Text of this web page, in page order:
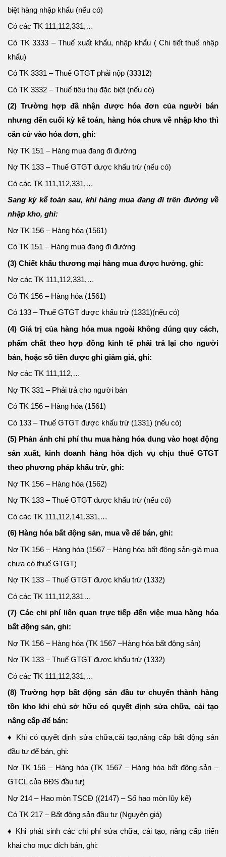
biệt hàng nhập khẩu (nếu có)
Có các TK 111,112,331,…
Có TK 3333 – Thuế xuất khẩu, nhập khẩu ( Chi tiết thuế nhập
khẩu)
Có TK 3331 – Thuế GTGT phải nộp (33312)
Có TK 3332 – Thuế tiêu thụ đặc biệt (nếu có)
(2) Trường hợp đã nhận được hóa đơn của người bán
nhưng đến cuối kỳ kế toán, hàng hóa chưa về nhập kho thì
căn cứ vào hóa đơn, ghi:
Nợ TK 151 – Hàng mua đang đi đường
Nợ TK 133 – Thuế GTGT được khấu trừ (nếu có)
Có các TK 111,112,331,…
Sang kỳ kế toán sau, khi hàng mua đang đi trên đường về
nhập kho, ghi:
Nợ TK 156 – Hàng hóa (1561)
Có TK 151 – Hàng mua đang đi đường
(3) Chiết khấu thương mại hàng mua được hưởng, ghi:
Nợ các TK 111,112,331,…
Có TK 156 – Hàng hóa (1561)
Có 133 – Thuế GTGT được khấu trừ (1331)(nếu có)
(4) Giá trị của hàng hóa mua ngoài không đúng quy cách,
phẩm chất theo hợp đồng kinh tế phải trả lại cho người
bán, hoặc số tiền được ghi giảm giá, ghi:
Nợ các TK 111,112,…
Nợ TK 331 – Phải trả cho người bán
Có TK 156 – Hàng hóa (1561)
Có 133 – Thuế GTGT được khấu trừ (1331) (nếu có)
(5) Phản ánh chi phí thu mua hàng hóa dung vào hoạt động
sản xuất, kinh doanh hàng hóa dịch vụ chịu thuế GTGT
theo phương pháp khấu trừ, ghi:
Nợ TK 156 – Hàng hóa (1562)
Nợ TK 133 – Thuế GTGT được khấu trừ (nếu có)
Có các TK 111,112,141,331,…
(6) Hàng hóa bất động sản, mua về để bán, ghi:
Nợ TK 156 – Hàng hóa (1567 – Hàng hóa bất động sản-giá mua
chưa có thuế GTGT)
Nợ TK 133 – Thuế GTGT được khấu trừ (1332)
Có các TK 111,112,331…
(7) Các chi phí liên quan trực tiếp đến việc mua hàng hóa
bất động sản, ghi:
Nợ TK 156 – Hàng hóa (TK 1567 –Hàng hóa bất động sản)
Nợ TK 133 – Thuế GTGT được khấu trừ (1332)
Có các TK 111,112,331,…
(8) Trường hợp bất động sản đầu tư chuyển thành hàng
tồn kho khi chủ sở hữu có quyết định sửa chữa, cải tạo
nâng cấp để bán:
♦ Khi có quyết định sửa chữa,cải tạo,nâng cấp bất động sản
đầu tư để bán, ghi:
Nợ TK 156 – Hàng hóa (TK 1567 – Hàng hóa bất động sản –
GTCL của BĐS đầu tư)
Nợ 214 – Hao mòn TSCĐ ((2147) – Số hao mòn lũy kế)
Có TK 217 – Bất động sản đầu tư (Nguyên giá)
♦ Khi phát sinh các chi phí sửa chữa, cải tạo, nâng cấp triển
khai cho mục đích bán, ghi: